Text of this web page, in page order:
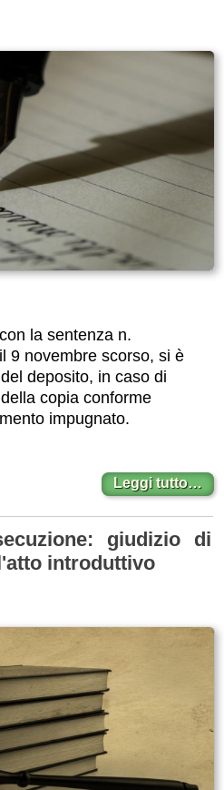
la sentenza n.
9 novembre scorso, si è
deposito, in caso di
copia conforme
impugnato.
Leggi tutto…
giudizio di
introduttivo